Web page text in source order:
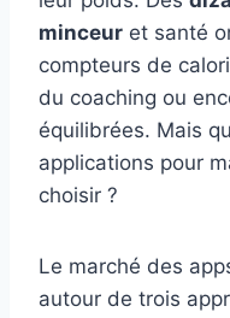
minceur et santé
compteurs de
du coaching ou
équilibrées. Mais
applications pour
choisir ?
Le marché des
autour de trois